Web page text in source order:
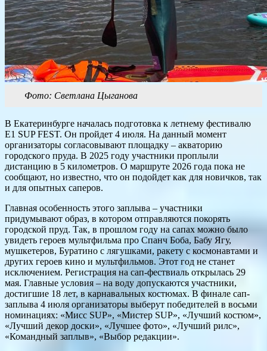
Фото: Светлана Цыганова
В Екатеринбурге началась подготовка к летнему фестивалю
E1 SUP FEST. Он пройдет 4 июля. На данный момент
организаторы согласовывают площадку – акваторию
городского пруда. В 2025 году участники проплыли
дистанцию в 5 километров. О маршруте 2026 года пока не
сообщают, но известно, что он подойдет как для новичков, так
и для опытных саперов.
Главная особенность этого заплыва – участники
придумывают образ, в котором отправляются покорять
городской пруд. Так, в прошлом году на сапах можно было
увидеть героев мультфильма про Спанч Боба, Бабу Ягу,
мушкетеров, Буратино с лягушками, ракету с космонавтами и
других героев кино и мультфильмов. Этот год не станет
исключением. Регистрация на сап-фествиаль открылась 29
мая. Главные условия – на воду допускаются участники,
достигшие 18 лет, в карнавальных костюмах. В финале сап-
заплыва 4 июля организаторы выберут победителей в восьми
номинациях: «Мисс SUP», «Мистер SUP», «Лучший костюм»,
«Лучший декор доски», «Лучшее фото», «Лучший рилс»,
«Командный заплыв», «Выбор редакции».